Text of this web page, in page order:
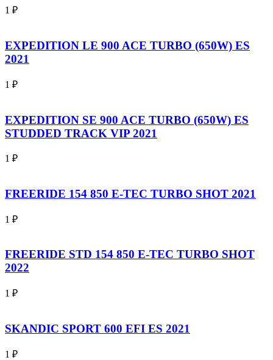
1 ₽
EXPEDITION LE 900 ACE TURBO (650W) ES
2021
1 ₽
EXPEDITION SE 900 ACE TURBO (650W) ES
STUDDED TRACK VIP 2021
1 ₽
FREERIDE 154 850 E-TEC TURBO SHOT 2021
1 ₽
FREERIDE STD 154 850 E-TEC TURBO SHOT
2022
1 ₽
SKANDIC SPORT 600 EFI ES 2021
1 ₽